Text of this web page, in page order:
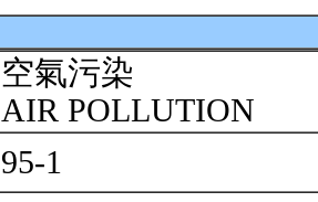
空氣污染
AIR POLLUTION
95-1